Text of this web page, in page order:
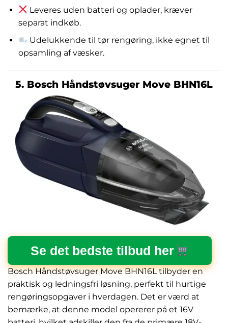
Leveres uden batteri og oplader, kræver
separat indkøb.
Udelukkende til tør rengøring, ikke egnet til
opsamling af væsker.
5. Bosch Håndstøvsuger Move BHN16L
Se det bedste tilbud her
Bosch Håndstøvsuger Move BHN16L tilbyder en
praktisk og ledningsfri løsning, perfekt til hurtige
rengøringsopgaver i hverdagen. Det er værd at
bemærke, at denne model opererer på et 16V